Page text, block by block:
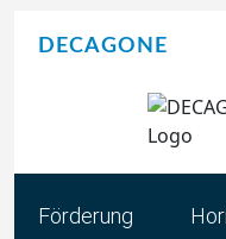
DECAGONE
Förderung